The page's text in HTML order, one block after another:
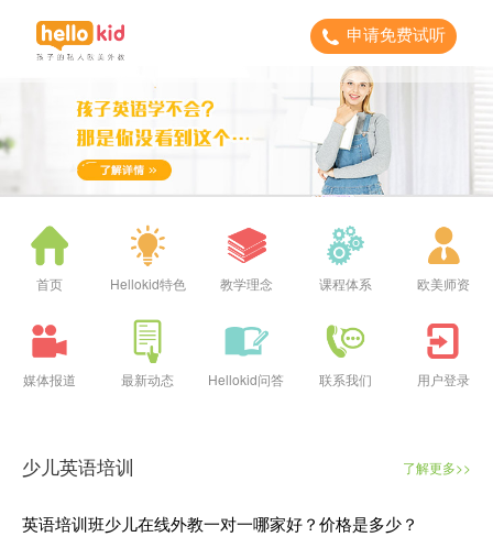
申请免费试听
首页 Hellokid特色 教学理念 课程体系 欧美师资
媒体报道 最新动态 Hellokid问答 联系我们 用户登录
少儿英语培训 了解更多>>
英语培训班少儿在线外教一对一哪家好？价格是多少？